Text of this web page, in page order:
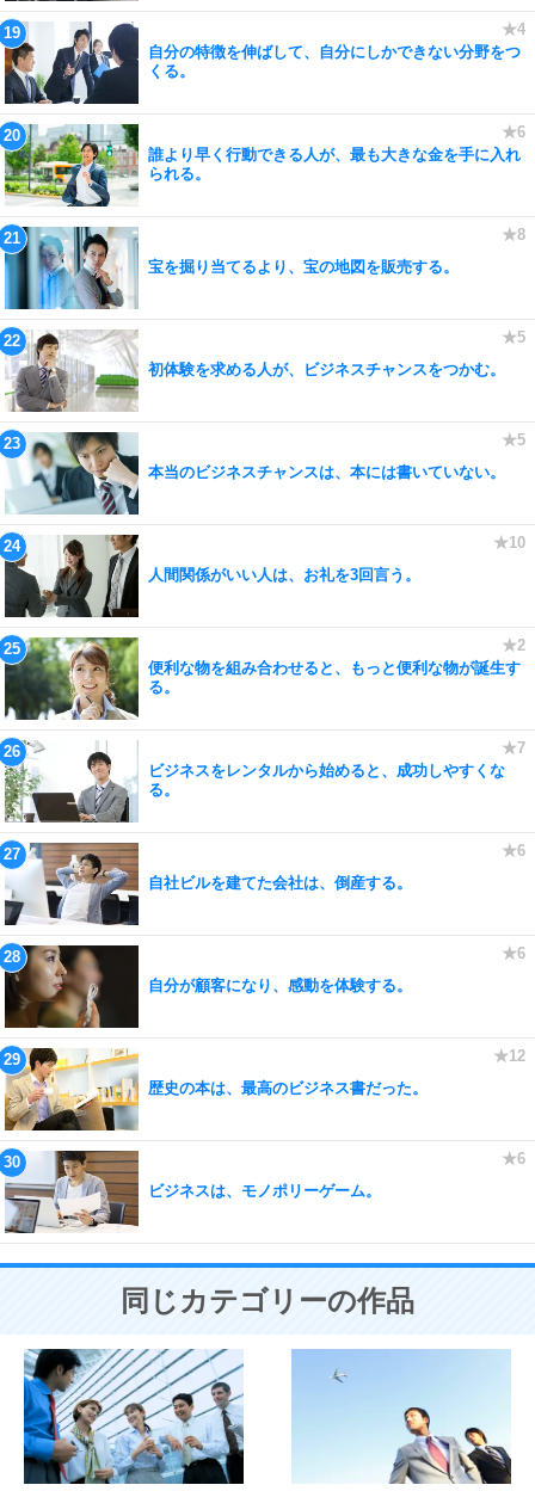
自分の特徴を伸ばして、自分にしかできない分野をつ
くる。
誰より早く行動できる人が、最も大きな金を手に入れ
られる。
宝を掘り当てるより、宝の地図を販売する。
初体験を求める人が、ビジネスチャンスをつかむ。
本当のビジネスチャンスは、本には書いていない。
人間関係がいい人は、お礼を3回言う。
便利な物を組み合わせると、もっと便利な物が誕生す
る。
ビジネスをレンタルから始めると、成功しやすくな
る。
自社ビルを建てた会社は、倒産する。
自分が顧客になり、感動を体験する。
歴史の本は、最高のビジネス書だった。
ビジネスは、モノポリーゲーム。
同じカテゴリーの作品